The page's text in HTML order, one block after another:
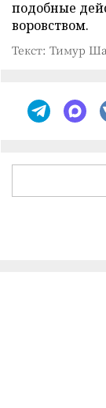
подобные
воровством.
Текст: Тимур